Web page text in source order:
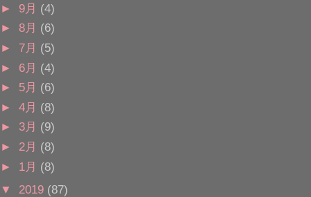
► 9月 (4)
► 8月 (6)
► 7月 (5)
► 6月 (4)
► 5月 (6)
► 4月 (8)
► 3月 (9)
► 2月 (8)
► 1月 (8)
▼ 2019 (87)